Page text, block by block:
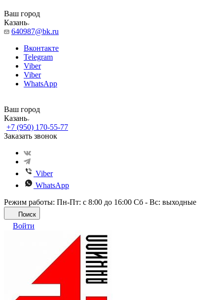
Ваш город
Казань
640987@bk.ru
Вконтакте
Telegram
Viber
Viber
WhatsApp
Ваш город
Казань
+7 (950) 170-55-77
Заказать звонок
Viber
WhatsApp
Режим работы: Пн-Пт: с 8:00 до 16:00 Сб - Вс: выходные
Поиск
Войти